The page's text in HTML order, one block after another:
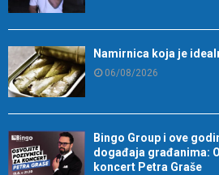
Namirnica koja je
06/08/2026
Bingo Group i ove
događaja građanima:
koncert Petra Graše